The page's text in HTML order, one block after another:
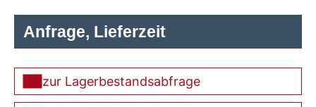
Anfrage, Lieferzeit
zur Lagerbestandsabfrage